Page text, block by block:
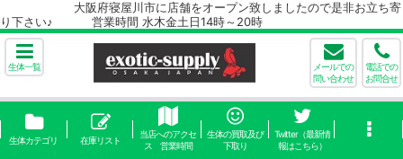
大阪府寝屋川市に店舗をオープン致しましたので是非お立ち寄
り下さい♪ 営業時間 水木金土日14時～20時
生体一覧
メールでの
問い合わせ
電話での
お問合せ
生体カテゴリ 在庫リスト
当店へのアクセ
ス 営業時間
生体の買取及び
下取り
Twitter（最新情
報はこちら）